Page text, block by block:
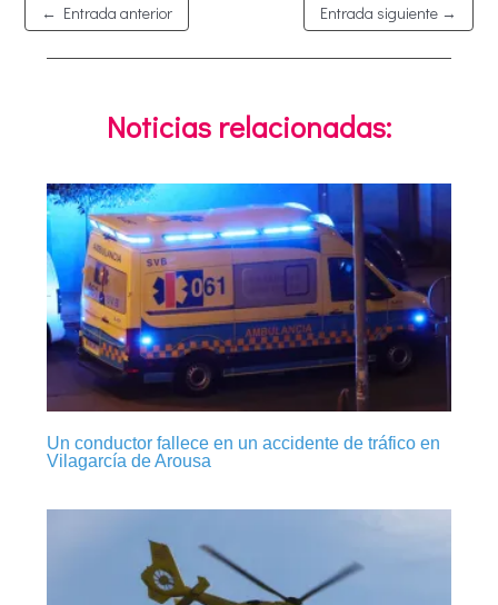
← Entrada anterior Entrada siguiente →
Noticias relacionadas:
Un conductor fallece en un accidente de tráfico en
Vilagarcía de Arousa